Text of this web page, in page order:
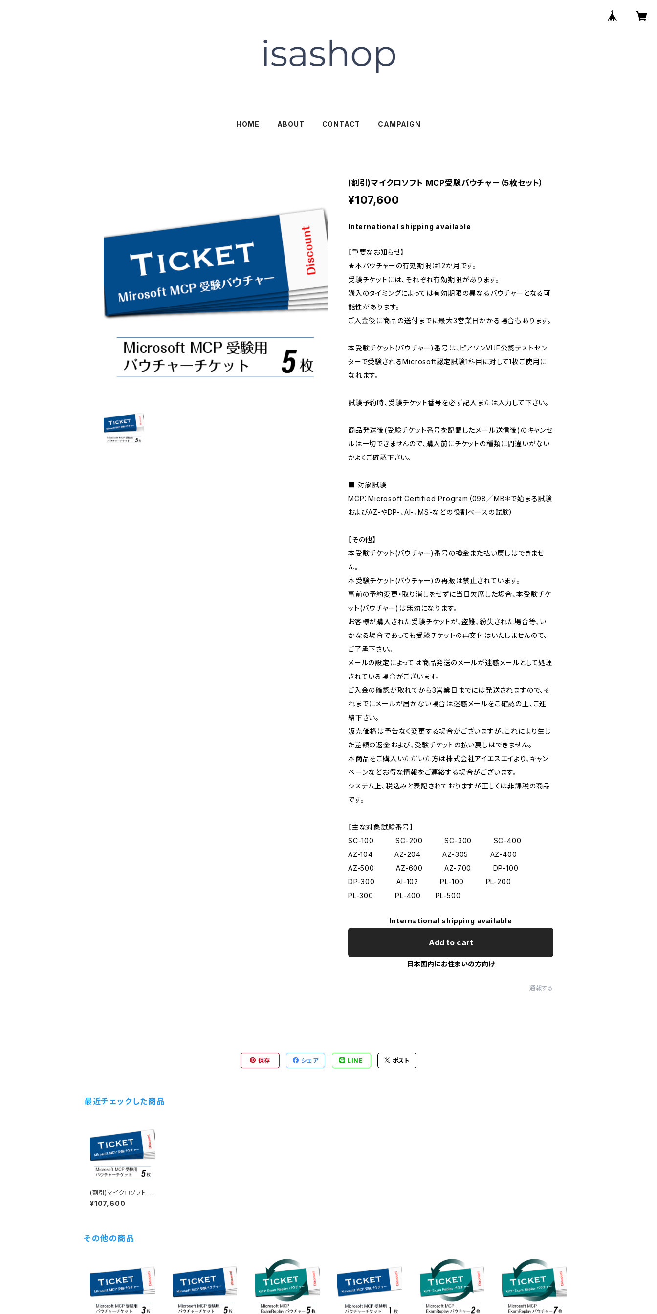
HOME ABOUT CONTACT CAMPAIGN
(割引)マイクロソフト MCP受験バウチャー（5枚セット）
¥107,600
International shipping available
【重要なお知らせ】
★本バウチャーの有効期限は12か月です。
受験チケットには、それぞれ有効期限があります。
購入のタイミングによっては有効期限の異なるバウチャーとなる可
能性があります。
ご入金後に商品の送付までに最大3営業日かかる場合もあります。
本受験チケット(バウチャー)番号は、ピアソンVUE公認テストセン
ターで受験されるMicrosoft認定試験1科目に対して1枚ご使用に
なれます。
試験予約時、受験チケット番号を必ず記入または入力して下さい。
商品発送後(受験チケット番号を記載したメール送信後)のキャンセ
ルは一切できませんので、購入前にチケットの種類に間違いがない
かよくご確認下さい。
■ 対象試験
MCP：Microsoft Certified Program（098／MB＊で始まる試験
およびAZ-やDP-、AI-、MS-などの役割ベースの試験）
【その他】
本受験チケット(バウチャー)番号の換金また払い戻しはできませ
ん。
本受験チケット(バウチャー)の再販は禁止されています。
事前の予約変更・取り消しをせずに当日欠席した場合、本受験チケ
ット(バウチャー)は無効になります。
お客様が購入された受験チケットが、盗難、紛失された場合等、い
かなる場合であっても受験チケットの再交付はいたしませんので、
ご了承下さい。
メールの設定によっては商品発送のメールが迷惑メールとして処理
されている場合がございます。
ご入金の確認が取れてから3営業日までには発送されますので、そ
れまでにメールが届かない場合は迷惑メールをご確認の上、ご連
絡下さい。
販売価格は予告なく変更する場合がございますが、これにより生じ
た差額の返金および、受験チケットの払い戻しはできません。
本商品をご購入いただいた方は株式会社アイエスエイより、キャン
ペーンなどお得な情報をご連絡する場合がございます。
システム上、税込みと表記されておりますが正しくは非課税の商品
です。
【主な対象試験番号】
SC-100 SC-200 SC-300 SC-400
AZ-104 AZ-204 AZ-305 AZ-400
AZ-500 AZ-600 AZ-700 DP-100
DP-300 AI-102 PL-100 PL-200
PL-300 PL-400 PL-500
International shipping available
Add to cart
日本国内にお住まいの方向け
通報する
保存 シェア LINE ポスト
最近チェックした商品
(割引)マイクロソフト M
CP受験バウチャー（5枚
セット）
¥107,600
その他の商品